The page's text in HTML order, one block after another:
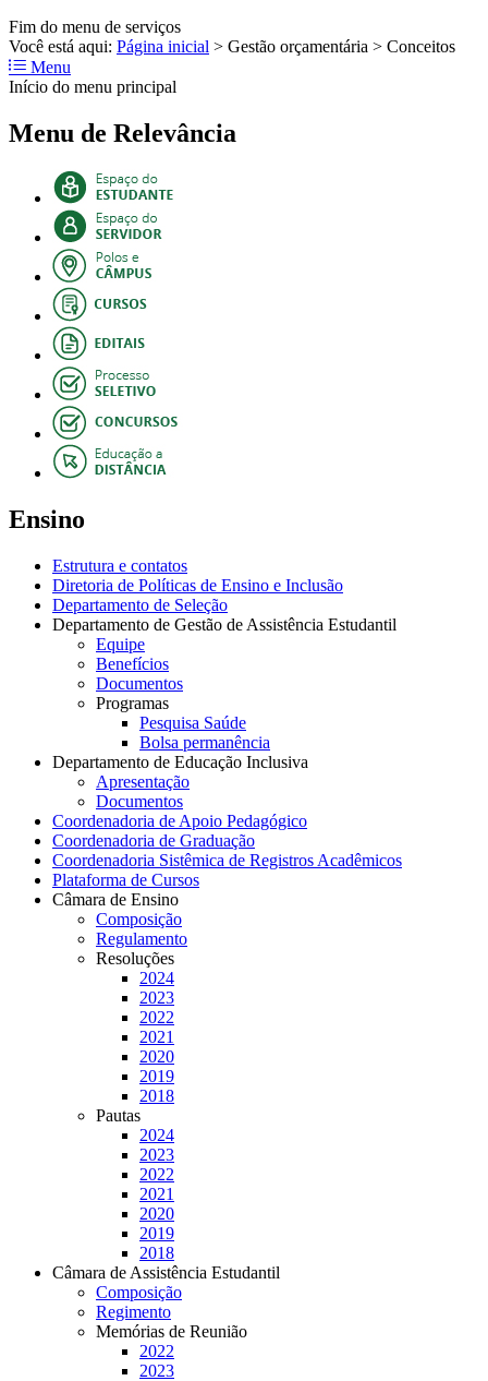
Fim do menu de serviços
Você está aqui: Página inicial > Gestão orçamentária > Conceitos
Menu
Início do menu principal
Menu de Relevância
Ensino
Estrutura e contatos
Diretoria de Políticas de Ensino e Inclusão
Departamento de Seleção
Departamento de Gestão de Assistência Estudantil
Equipe
Benefícios
Documentos
Programas
Pesquisa Saúde
Bolsa permanência
Departamento de Educação Inclusiva
Apresentação
Documentos
Coordenadoria de Apoio Pedagógico
Coordenadoria de Graduação
Coordenadoria Sistêmica de Registros Acadêmicos
Plataforma de Cursos
Câmara de Ensino
Composição
Regulamento
Resoluções
2024
2023
2022
2021
2020
2019
2018
Pautas
2024
2023
2022
2021
2020
2019
2018
Câmara de Assistência Estudantil
Composição
Regimento
Memórias de Reunião
2022
2023